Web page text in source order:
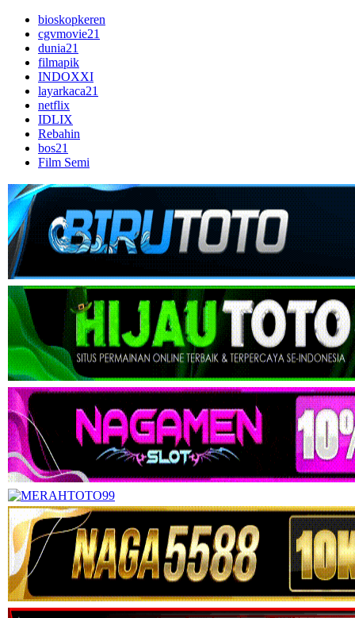
bioskopkeren
cgvmovie21
dunia21
filmapik
INDOXXI
layarkaca21
netflix
IDLIX
Rebahin
bos21
Film Semi